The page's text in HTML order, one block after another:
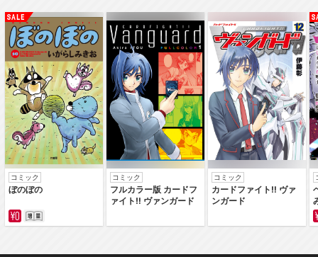
コミック
ぼのぼの
コミック
フルカラー版 カードフ
ァイト‼ ヴァンガード
コミック
カードファイト‼ ヴァ
ンガード